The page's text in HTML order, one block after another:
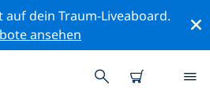
auf dein Traum-Liveaboard.
ansehen